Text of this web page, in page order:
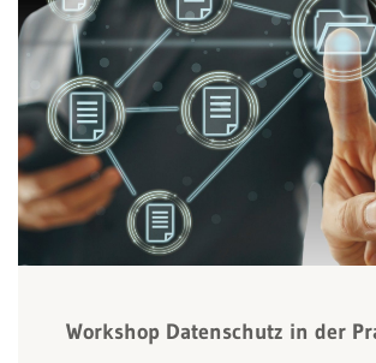
Workshop Datenschutz in der